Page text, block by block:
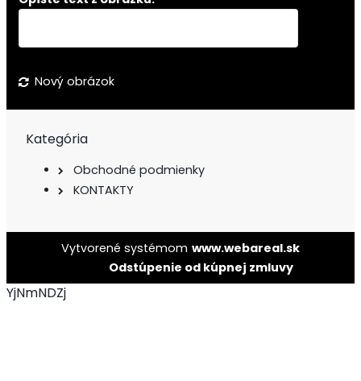
Nový obrázok
Kategória
Obchodné podmienky
KONTAKTY
Vytvorené systémom www.webareal.sk
Odstúpenie od kúpnej zmluvy
YjNmNDZj